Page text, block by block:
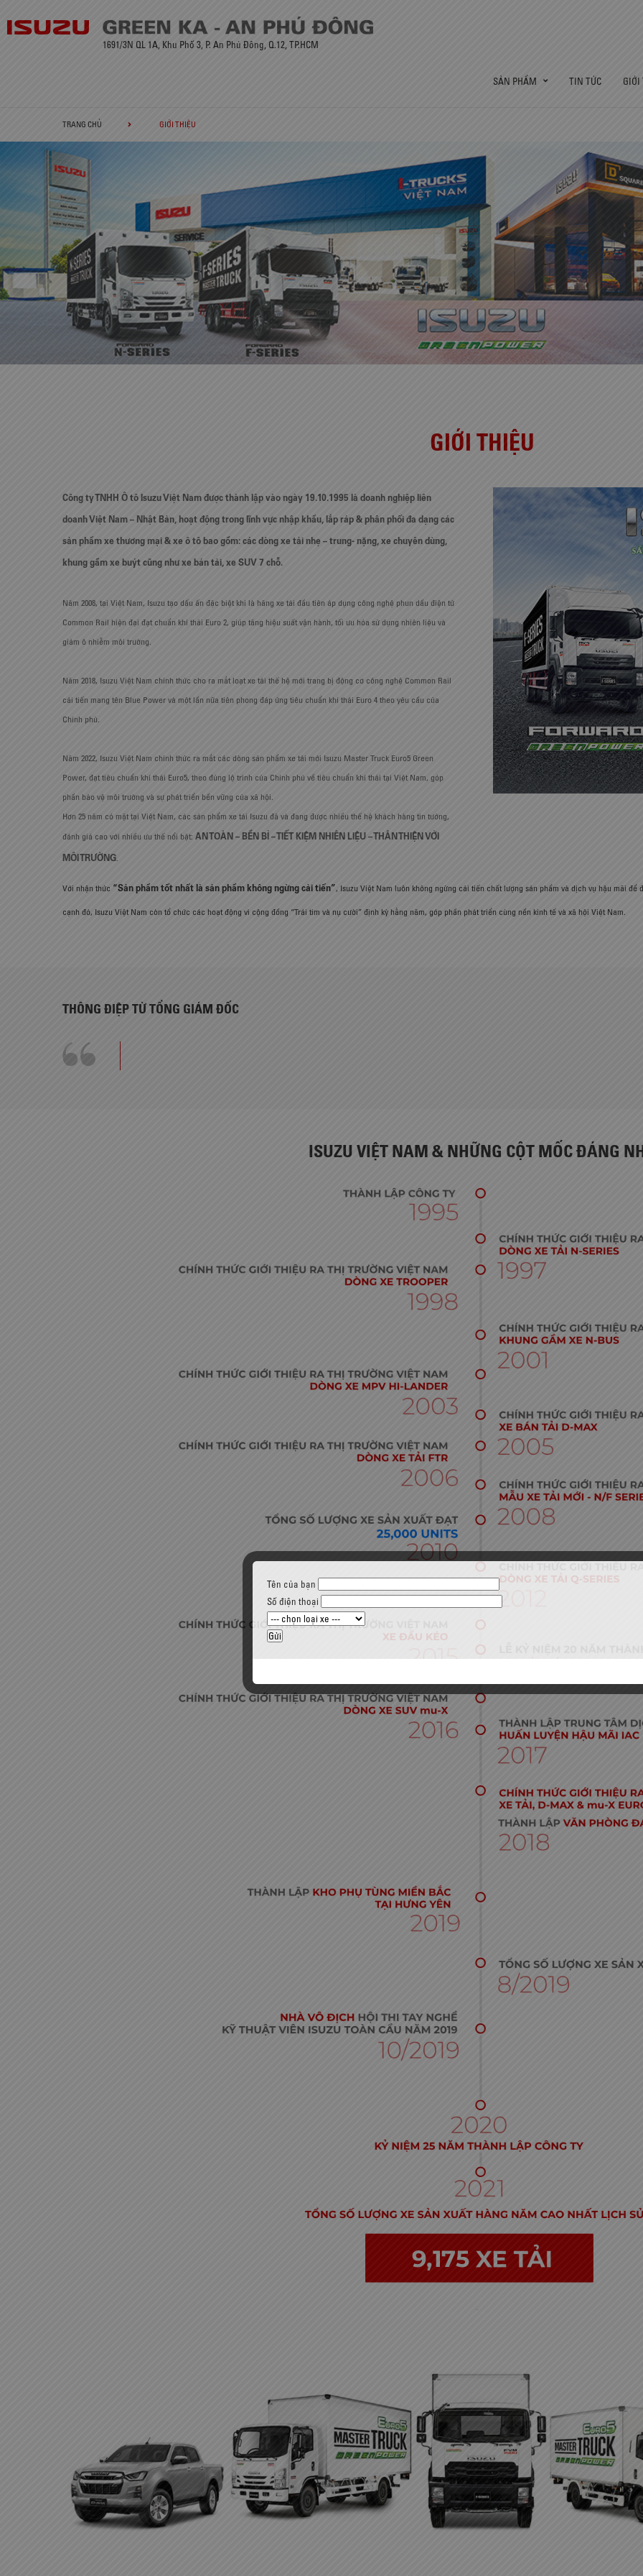
1691/3N QL 1A, Khu Phố 3, P. An Phú Đông, Q.12, TP.HCM
SẢN PHẨM TIN TỨC GIỚI
TRANG CHỦ GIỚI THIỆU
GIỚI THIỆU
Công ty TNHH Ô tô Isuzu Việt Nam được thành lập vào ngày 19.10.1995 là doanh nghiệp liên
doanh Việt Nam – Nhật Bản, hoạt động trong lĩnh vực nhập khẩu, lắp ráp & phân phối đa dạng các
sản phẩm xe thương mại & xe ô tô bao gồm: các dòng xe tải nhẹ – trung- nặng, xe chuyên dùng,
khung gầm xe buýt cũng như xe bán tải, xe SUV 7 chỗ.
Năm 2008, tại Việt Nam, Isuzu tạo dấu ấn đặc biệt khi là hãng xe tải đầu tiên áp dụng công nghệ phun dầu điện tử
Common Rail hiện đại đạt chuẩn khí thải Euro 2, giúp tăng hiệu suất vận hành, tối ưu hóa sử dụng nhiên liệu và
giảm ô nhiễm môi trường.
Năm 2018, Isuzu Việt Nam chính thức cho ra mắt loạt xe tải thế hệ mới trang bị động cơ công nghệ Common Rail
cải tiến mang tên Blue Power và một lần nữa tiên phong đáp ứng tiêu chuẩn khí thải Euro 4 theo yêu cầu của
Chính phủ.
Năm 2022, Isuzu Việt Nam chính thức ra mắt các dòng sản phẩm xe tải mới Isuzu Master Truck Euro5 Green
Power, đạt tiêu chuẩn khí thải Euro5, theo đúng lộ trình của Chính phủ về tiêu chuẩn khí thải tại Việt Nam, góp
phần bảo vệ môi trường và sự phát triển bền vững của xã hội.
Hơn 25 năm có mặt tại Việt Nam, các sản phẩm xe tải Isuzu đã và đang được nhiều thế hệ khách hàng tin tưởng,
đánh giá cao với nhiều ưu thế nổi bật: AN TOÀN – BỀN BỈ – TIẾT KIỆM NHIÊN LIỆU – THÂN THIỆN VỚI
MÔI TRƯỜNG
Với nhận thức “Sản phẩm tốt nhất là sản phẩm không ngừng cải tiến”, Isuzu Việt Nam luôn không ngừng cải tiến chất lượng sản phẩm và dịch vụ hậu mãi
cạnh đó, Isuzu Việt Nam còn tổ chức các hoạt động vì cộng đồng “Trái tim và nụ cười” định kỳ hằng năm, góp phần phát triển cùng nền kinh tế và xã hội Việt Nam.
THÔNG ĐIỆP TỪ TỔNG GIÁM ĐỐC
ISUZU VIỆT NAM & NHỮNG CỘT MỐC ĐÁNG
Tên của bạn
Số điện thoại